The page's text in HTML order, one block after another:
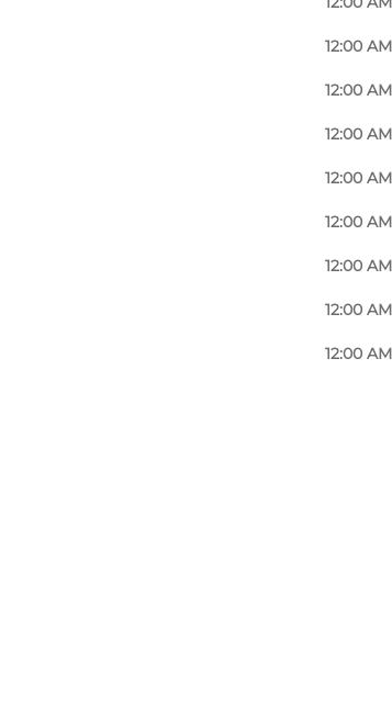
12:00 AM
12:00 AM
12:00 AM
12:00 AM
12:00 AM
12:00 AM
12:00 AM
12:00 AM